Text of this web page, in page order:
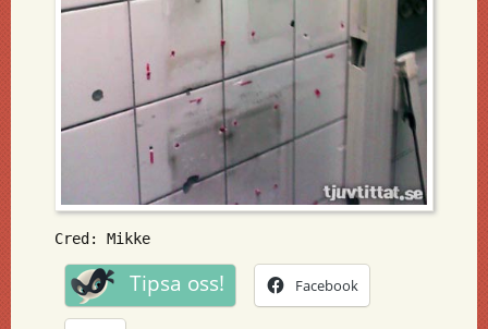
Cred: Mikke
Tipsa oss! Facebook